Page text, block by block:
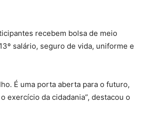
recebem bolsa de meio
salário, seguro de vida, uniforme e
É uma porta aberta para o futuro,
exercício da cidadania”, destacou o